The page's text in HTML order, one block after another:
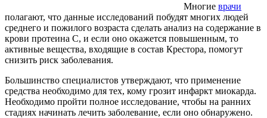
Многие врачи
полагают, что данные исследований побудят многих людей
среднего и пожилого возраста сделать анализ на содержание в
крови протеина C, и если оно окажется повышенным, то
активные вещества, входящие в состав Крестора, помогут
снизить риск заболевания.
Большинство специалистов утверждают, что применение
средства необходимо для тех, кому грозит инфаркт миокарда.
Необходимо пройти полное исследование, чтобы на ранних
стадиях начинать лечить заболевание, если оно обнаружено.